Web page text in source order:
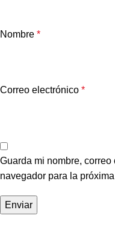
Nombre *
Correo electrónico *
Guarda mi nombre,
navegador para la